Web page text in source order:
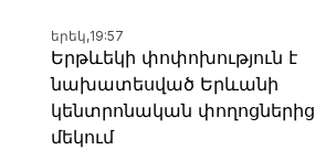
երեկ,19:57
Երթևեկի փոփոխություն է
նախատեսված Երևանի
կենտրոնական փողոցներից
մեկում